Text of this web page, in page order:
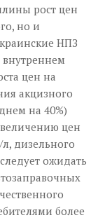
рост цен
но и
НПЗ
внутреннем
цен на
акцизного
на 40%)
цен
дизельного
ожидать
более